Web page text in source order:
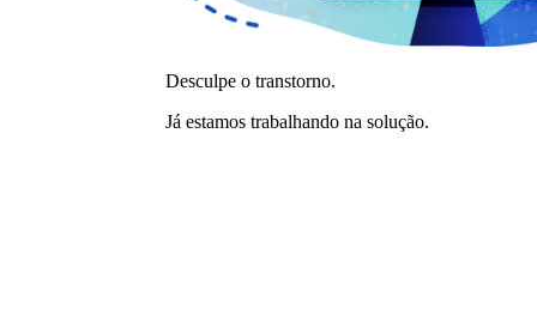
Desculpe o transtorno.
Já estamos trabalhando na solução.